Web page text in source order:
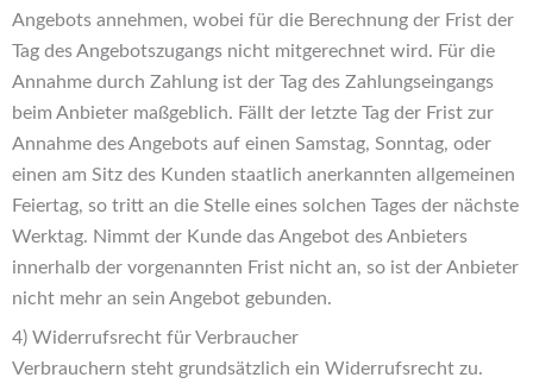
Angebots annehmen, wobei für die Berechnung der Frist der
Tag des Angebotszugangs nicht mitgerechnet wird. Für die
Annahme durch Zahlung ist der Tag des Zahlungseingangs
beim Anbieter maßgeblich. Fällt der letzte Tag der Frist zur
Annahme des Angebots auf einen Samstag, Sonntag, oder
einen am Sitz des Kunden staatlich anerkannten allgemeinen
Feiertag, so tritt an die Stelle eines solchen Tages der nächste
Werktag. Nimmt der Kunde das Angebot des Anbieters
innerhalb der vorgenannten Frist nicht an, so ist der Anbieter
nicht mehr an sein Angebot gebunden.
4) Widerrufsrecht für Verbraucher
Verbrauchern steht grundsätzlich ein Widerrufsrecht zu.